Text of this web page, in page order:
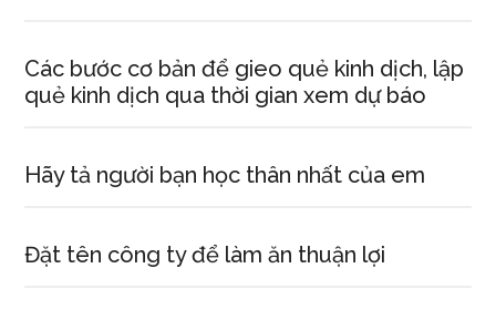
Các bước cơ bản để gieo quẻ kinh dịch, lập
quẻ kinh dịch qua thời gian xem dự báo
Hãy tả người bạn học thân nhất của em
Đặt tên công ty để làm ăn thuận lợi